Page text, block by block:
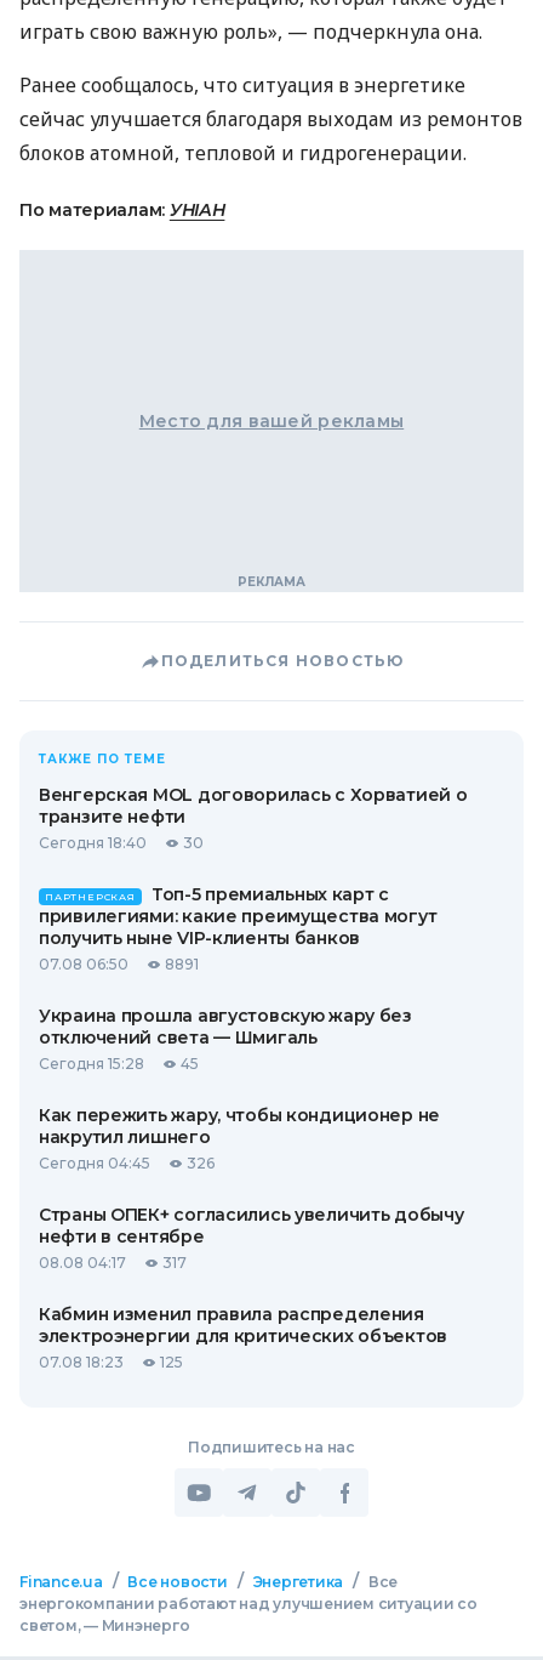
играть свою важную роль», — подчеркнула она.
Ранее сообщалось, что ситуация в энергетике
сейчас улучшается благодаря выходам из ремонтов
блоков атомной, тепловой и гидрогенерации.
По материалам: УНІАН
Место для вашей рекламы
ПОДЕЛИТЬСЯ НОВОСТЬЮ
ТАКЖЕ ПО ТЕМЕ
Венгерская MOL договорилась с Хорватией о
транзите нефти
Сегодня 18:40 30
ПАРТНЕРСКАЯ
Топ-5 премиальных карт с
привилегиями: какие преимущества могут
получить ныне VIP-клиенты банков
07.08 06:50 8891
Украина прошла августовскую жару без
отключений света — Шмигаль
Сегодня 15:28 45
Как пережить жару, чтобы кондиционер не
накрутил лишнего
Сегодня 04:45 326
Страны ОПЕК+ согласились увеличить добычу
нефти в сентябре
08.08 04:17 317
Кабмин изменил правила распределения
электроэнергии для критических объектов
07.08 18:23 125
Подпишитесь на нас
Finance.ua / Все новости / Энергетика /
Все
энергокомпании работают над улучшением ситуации со
светом, — Минэнерго